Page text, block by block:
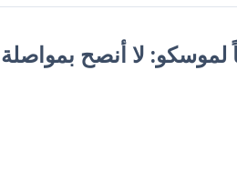
لموسكو: لا أنصح بمواصلة